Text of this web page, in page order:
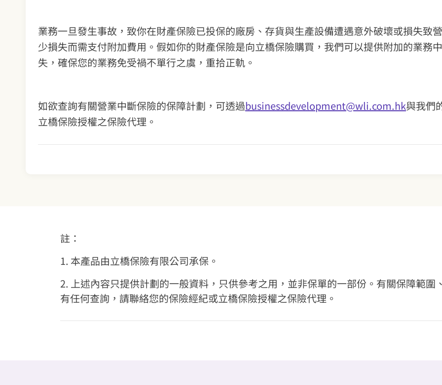
業務一旦發生事故，致你在財產保險已投保的廠房、存貨與生產設備遭遇意外破壞或損失致
少損失而需支付附加費用。假如你的財產保險是向立橋保險購買，我們可以提供附加的業務
失，確保您的業務免受禍不單行之虞，重拾正軌。
如欲查詢有關營業中斷保險的保障計劃，可透過businessdevelopment@wli.com.hk與我們
立橋保險授權之保險代理。
註：
1. 本產品由立橋保險有限公司承保。
2. 上述內容只提供計劃的一般資料，只供參考之用，並非保單的一部份。有關保障範
有任何查詢，請聯絡您的保險經紀或立橋保險授權之保險代理。